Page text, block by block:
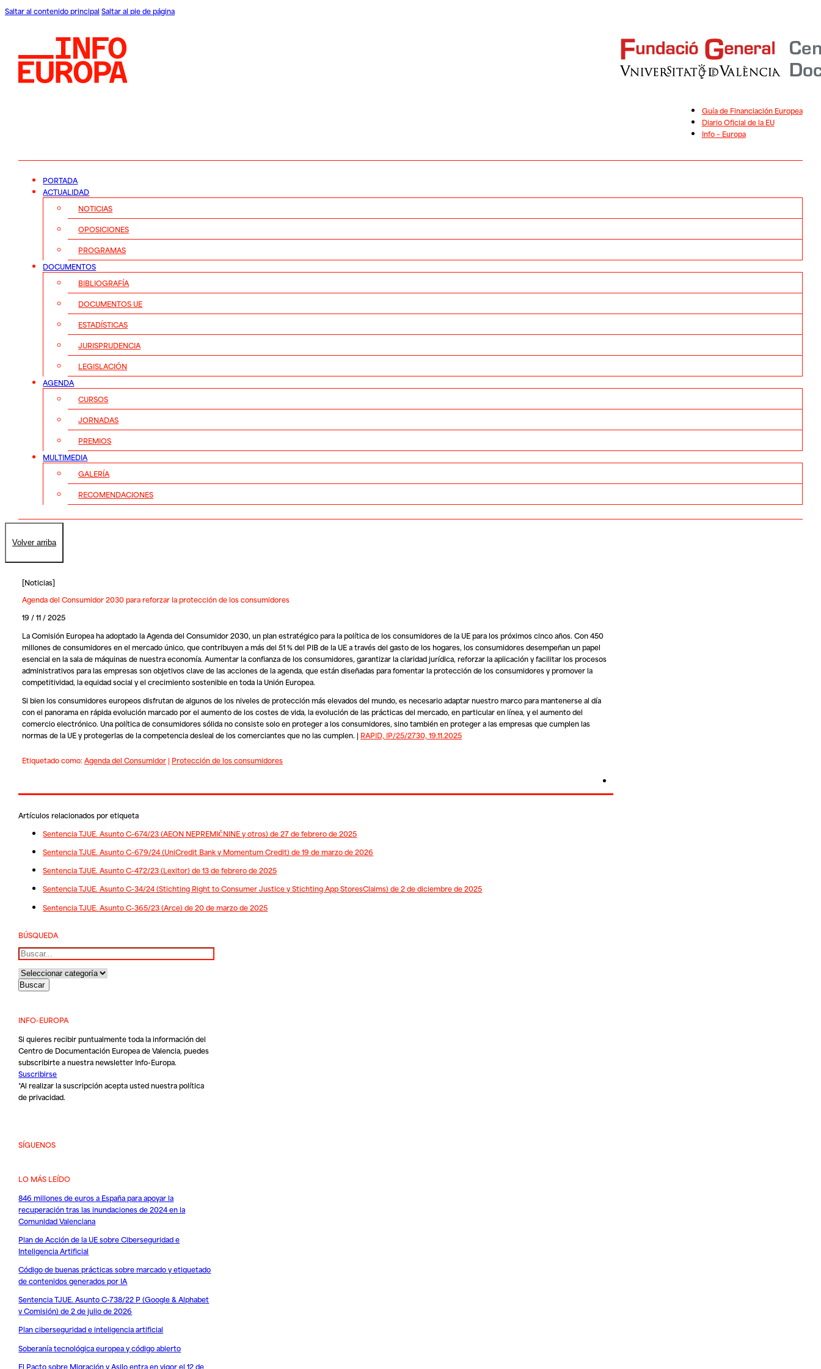
Saltar al contenido principal Saltar al pie de página
Guía de Financiación Europea
Diario Oficial de la EU
Info – Europa
PORTADA
ACTUALIDAD
NOTICIAS
OPOSICIONES
PROGRAMAS
DOCUMENTOS
BIBLIOGRAFÍA
DOCUMENTOS UE
ESTADÍSTICAS
JURISPRUDENCIA
LEGISLACIÓN
AGENDA
CURSOS
JORNADAS
PREMIOS
MULTIMEDIA
GALERÍA
RECOMENDACIONES
Volver arriba
[Noticias]
Agenda del Consumidor 2030 para reforzar la protección de los consumidores
19 / 11 / 2025
La Comisión Europea ha adoptado laAgenda del Consumidor 2030, un plan estratégico para la política de los consumidores de la UE para los próximos cinco años. Con 450
millones de consumidores en el mercado único, que contribuyen a más del 51 % del PIB de la UE a través del gasto de los hogares, los consumidores desempeñan un papel
esencial en la sala de máquinas de nuestra economía. Aumentar la confianza de los consumidores, garantizar la claridad jurídica, reforzar la aplicación y facilitar los procesos
administrativos para las empresas son objetivos clave de las acciones de la agenda, que están diseñadas para fomentar la protección de los consumidores y promover la
competitividad, la equidad social y el crecimiento sostenible en toda la Unión Europea.
Si bien los consumidores europeos disfrutan de algunos de los niveles de protección más elevados del mundo, es necesario adaptar nuestro marco para mantenerse al día
con el panorama en rápida evolución marcado por el aumento de los costes de vida, la evolución de las prácticas del mercado, en particular en línea, y el aumento del
comercio electrónico. Una política de consumidores sólida no consiste solo en proteger a los consumidores, sino también en proteger a las empresas que cumplen las
normas de la UE y protegerlas de la competencia desleal de los comerciantes que no las cumplen. | RAPID, IP/25/2730, 19.11.2025
Etiquetado como:Agenda del Consumidor| Protección de los consumidores
Artículos relacionados por etiqueta
Sentencia TJUE. Asunto C-674/23 (AEON NEPREMIČNINE y otros) de 27 de febrero de 2025
Sentencia TJUE. Asunto C-679/24 (UniCredit Bank y Momentum Credit) de 19 de marzo de 2026
Sentencia TJUE. Asunto C-472/23 (Lexitor) de 13 de febrero de 2025
Sentencia TJUE. Asunto C-34/24 (Stichting Right to Consumer Justice y Stichting App StoresClaims) de 2 de diciembre de 2025
Sentencia TJUE. Asunto C-365/23 (Arce) de 20 de marzo de 2025
BÚSQUEDA
Buscar
INFO-EUROPA
Si quieres recibir puntualmente toda la información del
Centro de Documentación Europea de Valencia, puedes
subscribirte a nuestra newsletter Info-Europa.
Suscribirse
*Al realizar la suscripción acepta usted nuestrapolítica
de privacidad.
SÍGUENOS
LO MÁS LEÍDO
846 millones de euros a España para apoyar la
recuperación tras las inundaciones de 2024 en la
Comunidad Valenciana
Plan de Acción de la UE sobre Ciberseguridad e
Inteligencia Artificial
Código de buenas prácticas sobre marcado y etiquetado
de contenidos generados por IA
Sentencia TJUE. Asunto C-738/22 P (Google & Alphabet
v Comisión) de 2 de julio de 2026
Plan ciberseguridad e inteligencia artificial
Soberanía tecnológica europea y código abierto
El Pacto sobre Migración y Asilo entra en vigor el 12 de